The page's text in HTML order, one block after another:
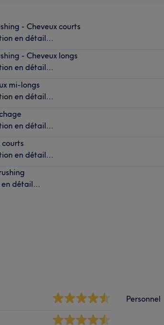
- Cheveux courts
en détail...
- Cheveux longs
en détail...
mi-longs
en détail...
en détail...
courts
en détail...
détail...
Personnel